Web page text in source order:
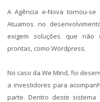
A Agência e-Nova tornou-
Atuamos no
exigem soluções que não
prontas, como Wordpress.
No caso da We Mind, foi
a investidores para
parte. Dentro deste